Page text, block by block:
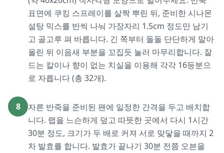
표면에 쿠킹 스프레이를 살짝 뿌린 뒤, 준비한 시나몬
설탕 믹스를 반씩 나눠 가장자리 1.5cm 정도만 남기
고 골고루 펴 바릅니다. 긴 쪽부터 돌돌 단단하게 말아
올린 뒤 이음새 부분을 꼬집듯 눌러 마무리합니다. 잘
드는 칼이나 향이 없는 치실을 이용해 각각 16등분으
로 자릅니다 (총 32개).
8
자른 반죽을 준비된 팬에 일정한 간격을 두고 배치합
니다. 랩을 느슨하게 덮고 따뜻한 곳에서 다시 1시간
30분 정도, 크기가 두 배로 커져 서로 맞닿을 때까지 2
차 발효를 합니다. 발효가 끝나기 30분 전쯤 오븐을